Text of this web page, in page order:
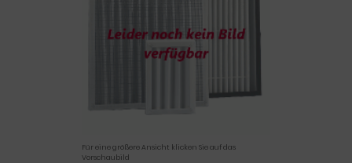
Für eine größere Ansicht klicken Sie auf das
Vorschaubild